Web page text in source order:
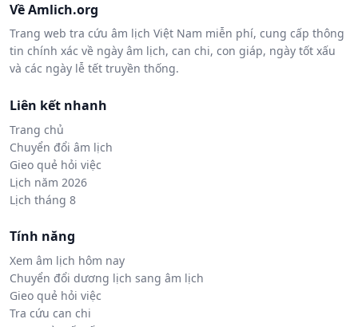
Về Amlich.org
Trang web tra cứu âm lịch Việt Nam miễn phí, cung cấp thông
tin chính xác về ngày âm lịch, can chi, con giáp, ngày tốt xấu
và các ngày lễ tết truyền thống.
Liên kết nhanh
Trang chủ
Chuyển đổi âm lịch
Gieo quẻ hỏi việc
Lịch năm 2026
Lịch tháng 8
Tính năng
Xem âm lịch hôm nay
Chuyển đổi dương lịch sang âm lịch
Gieo quẻ hỏi việc
Tra cứu can chi